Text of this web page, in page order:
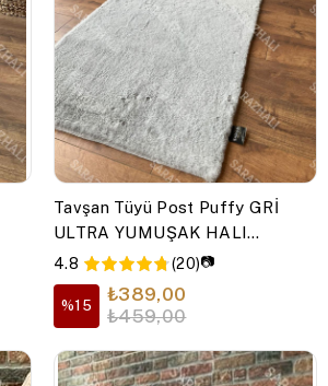
Tavşan Tüyü Post Puffy GRİ
ULTRA YUMUŞAK HALI
TAVŞAN
4.8 (20)📷
%15
₺389,00
₺459,00